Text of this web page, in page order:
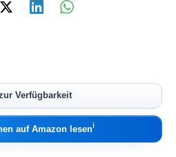
Verfügbarkeit
auf Amazon lesenℹ︎